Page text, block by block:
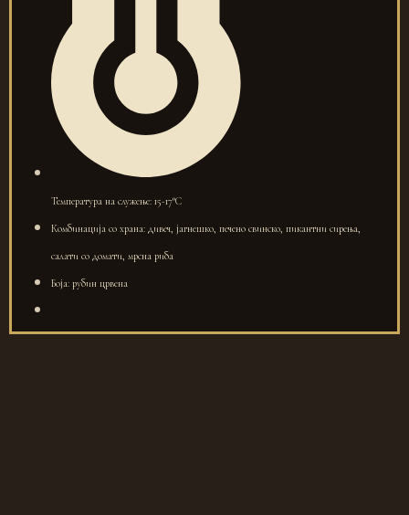
Температура на служење: 15-17°C
Комбинација со храна: дивеч, јагнешко, печено свинско, пикантни сирења,
салати со домати, мрсна риба
Боја: рубин црвена